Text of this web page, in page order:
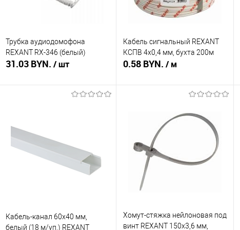
Трубка аудиодомофона
REXANT RX-346 (белый)
31.03 BYN. / шт
Купить в 1 клик
В избранное
Недоступно
Кабель сигнальный REXANT
КСПВ 4х0,4 мм, бухта 200м
0.58 BYN. / м
Купить в 1 клик
Сравнение
В избранное
Недоступно
Кабель-канал 60х40 мм,
белый (18 м/уп.) REXANT
Хомут-стяжка нейлоновая под
винт REXANT 150x3,6 мм,